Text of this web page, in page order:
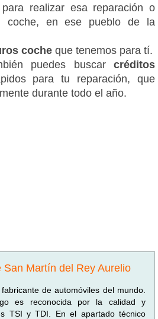
realizar esa reparación o
coche, en ese pueblo de la
coche que tenemos para tí.
puedes buscar créditos
para tu reparación, que
durante todo el año.
San Martín del Rey Aurelio
de automóviles del mundo.
es reconocida por la calidad y
TSI y TDI. En el apartado técnico